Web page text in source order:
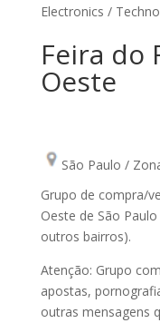
Electronics /
Feira do
Oeste
São Paulo /
Grupo de compra/
Oeste de São
outros bairros).
Atenção: Grupo
apostas,
outras mensagens